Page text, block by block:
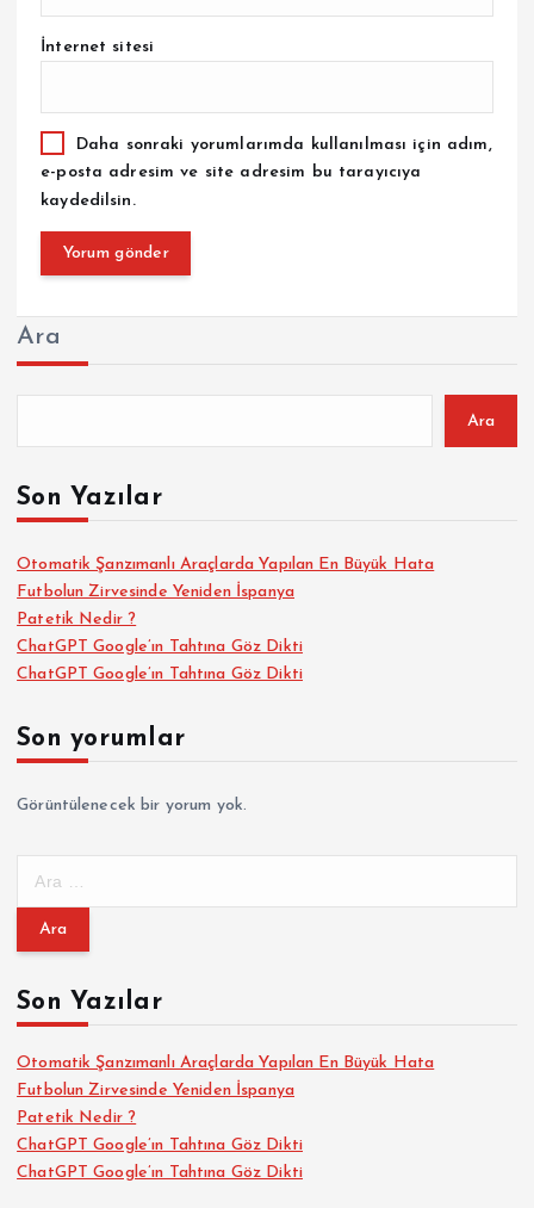
İnternet sitesi
Daha sonraki yorumlarımda kullanılması için adım,
e-posta adresim ve site adresim bu tarayıcıya
kaydedilsin.
Ara
Ara
Son Yazılar
Otomatik Şanzımanlı Araçlarda Yapılan En Büyük Hata
Futbolun Zirvesinde Yeniden İspanya
Patetik Nedir ?
ChatGPT Google’ın Tahtına Göz Dikti
ChatGPT Google’ın Tahtına Göz Dikti
Son yorumlar
Görüntülenecek bir yorum yok.
m
:Son Yazılar
Otomatik Şanzımanlı Araçlarda Yapılan En Büyük Hata
Futbolun Zirvesinde Yeniden İspanya
Patetik Nedir ?
ChatGPT Google’ın Tahtına Göz Dikti
ChatGPT Google’ın Tahtına Göz Dikti